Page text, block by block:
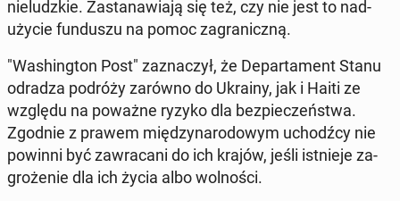
nie­ludz­kie. Za­sta­na­wia­ją się też, czy nie jest to nad­
uży­cie fun­du­szu na pomoc za­gra­nicz­ną.
"Wa­shing­ton Post" za­zna­czył, że De­par­ta­ment Stanu
odradza podróży zarówno do Ukrainy, jak i Haiti ze
względu na poważne ryzyko dla bez­pie­czeń­stwa.
Zgodnie z prawem mię­dzy­na­ro­do­wym uchodź­cy nie
powinni być za­wra­ca­ni do ich krajów, jeśli ist­nie­je za­
gro­że­nie dla ich życia albo wol­no­ści.